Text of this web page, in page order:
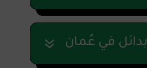
بدائل في عُمان